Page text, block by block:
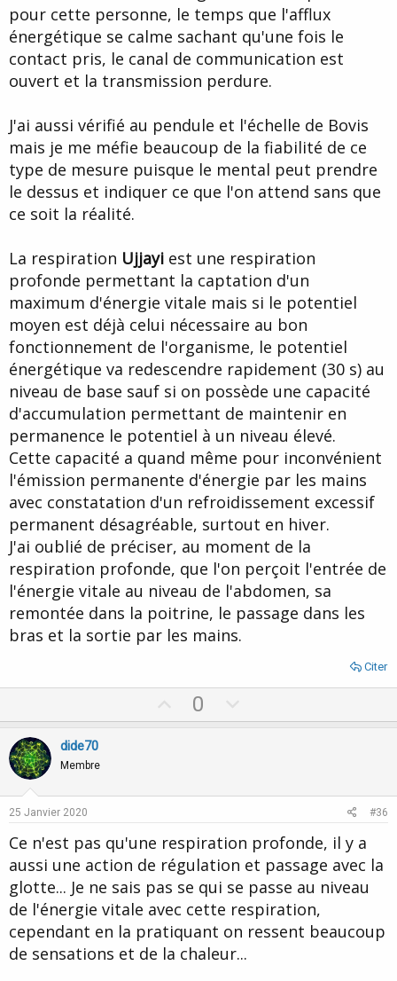
pour cette personne, le temps que l'afflux
énergétique se calme sachant qu'une fois le
contact pris, le canal de communication est
ouvert et la transmission perdure.
J'ai aussi vérifié au pendule et l'échelle de Bovis
mais je me méfie beaucoup de la fiabilité de ce
type de mesure puisque le mental peut prendre
le dessus et indiquer ce que l'on attend sans que
ce soit la réalité.
La respiration Ujjayi est une respiration
profonde permettant la captation d'un
maximum d'énergie vitale mais si le potentiel
moyen est déjà celui nécessaire au bon
fonctionnement de l'organisme, le potentiel
énergétique va redescendre rapidement (30 s) au
niveau de base sauf si on possède une capacité
d'accumulation permettant de maintenir en
permanence le potentiel à un niveau élevé.
Cette capacité a quand même pour inconvénient
l'émission permanente d'énergie par les mains
avec constatation d'un refroidissement excessif
permanent désagréable, surtout en hiver.
J'ai oublié de préciser, au moment de la
respiration profonde, que l'on perçoit l'entrée de
l'énergie vitale au niveau de l'abdomen, sa
remontée dans la poitrine, le passage dans les
bras et la sortie par les mains.
Citer
p
0
o
e
dide70
Membre
25 Janvier 2020 #36
Ce n'est pas qu'une respiration profonde, il y a
aussi une action de régulation et passage avec la
glotte... Je ne sais pas se qui se passe au niveau
de l'énergie vitale avec cette respiration,
cependant en la pratiquant on ressent beaucoup
de sensations et de la chaleur...